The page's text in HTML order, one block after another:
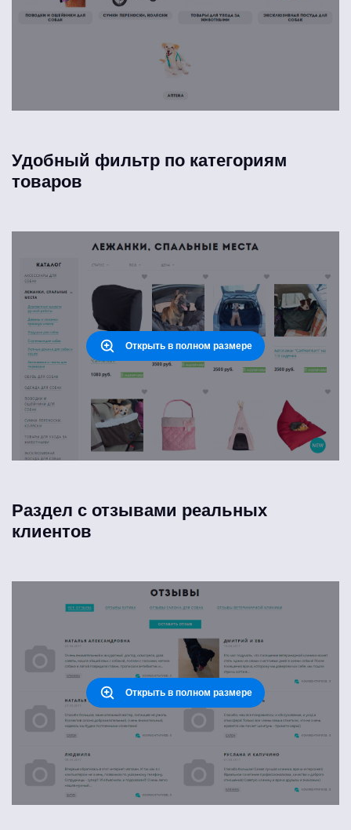
Удобный фильтр по категориям
товаров
Открыть в полном размере
Раздел с отзывами реальных
клиентов
Открыть в полном размере